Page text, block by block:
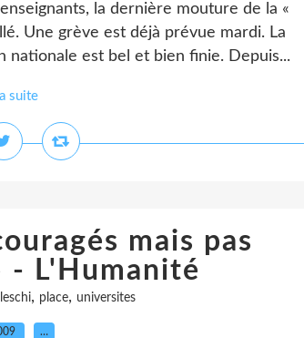
la dernière mouture de la «
Une grève est déjà prévue mardi. La
nationale est bel et bien finie. Depuis...
suite
mais pas
- L'Humanité
, place, universites
…